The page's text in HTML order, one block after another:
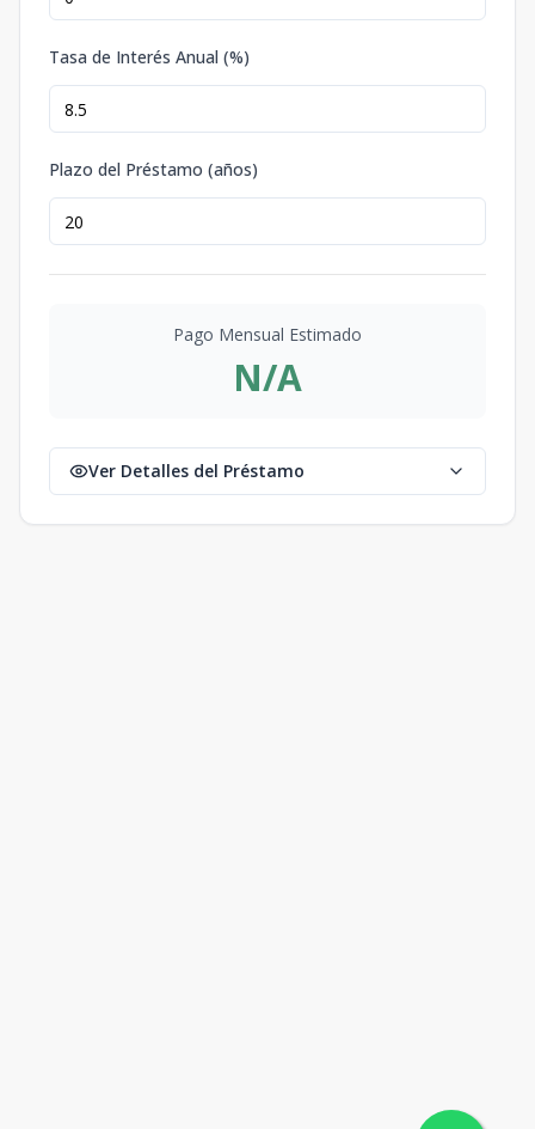
Tasa de Interés Anual (%)
Plazo del Préstamo (años)
Pago Mensual Estimado
N/A
Ver Detalles del Préstamo